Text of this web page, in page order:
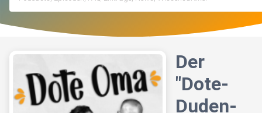
Der
"Dote-
Duden-